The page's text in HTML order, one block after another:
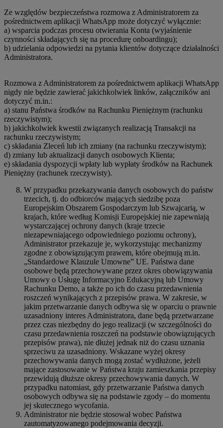
Ze względów bezpieczeństwa rozmowa z Administratorem za
pośrednictwem aplikacji WhatsApp może dotyczyć wyłącznie:
a) wsparcia podczas procesu otwierania Konta (wyjaśnienie
czynności składających się na procedurę onboardingu);
b) udzielania odpowiedzi na pytania klientów dotyczące działalności
Administratora.
Rozmowa z Administratorem za pośrednictwem aplikacji WhatsApp
nigdy nie będzie zawierać jakichkolwiek linków, załączników ani
dotyczyć m.in.:
a) stanu Państwa środków na Rachunku Pieniężnym (rachunku
rzeczywistym);
b) jakichkolwiek kwestii związanych realizacją Transakcji na
rachunku rzeczywistym;
c) składania Zleceń lub ich zmiany (na rachunku rzeczywistym);
d) zmiany lub aktualizacji danych osobowych Klienta;
e) składania dyspozycji wpłaty lub wypłaty środków na Rachunek
Pieniężny (rachunek rzeczywisty).
W przypadku przekazywania danych osobowych do państw
trzecich, tj. do odbiorców mających siedzibę poza
Europejskim Obszarem Gospodarczym lub Szwajcarią, w
krajach, które według Komisji Europejskiej nie zapewniają
wystarczającej ochrony danych (kraje trzecie
niezapewniającego odpowiedniego poziomu ochrony),
Administrator przekazuje je, wykorzystując mechanizmy
zgodne z obowiązującym prawem, które obejmują m.in.
„Standardowe Klauzule Umowne” UE. Państwa dane
osobowe będą przechowywane przez okres obowiązywania
Umowy o Usługę Informacyjno Edukacyjną lub Umowy
Rachunku Demo, a także po ich do czasu przedawnienia
roszczeń wynikających z przepisów prawa. W zakresie, w
jakim przetwarzanie danych odbywa się w oparciu o prawnie
uzasadniony interes Administratora, dane będą przetwarzane
przez czas niezbędny do jego realizacji (w szczególności do
czasu przedawnienia roszczeń na podstawie obowiązujących
przepisów prawa), nie dłużej jednak niż do czasu uznania
sprzeciwu za uzasadniony. Wskazane wyżej okresy
przechowywania danych mogą zostać wydłużone, jeżeli
mające zastosowanie w Państwa kraju zamieszkania przepisy
przewidują dłuższe okresy przechowywania danych. W
przypadku natomiast, gdy przetwarzanie Państwa danych
osobowych odbywa się na podstawie zgody – do momentu
jej skutecznego wycofania.
Administrator nie będzie stosował wobec Państwa
zautomatyzowanego podejmowania decyzji.